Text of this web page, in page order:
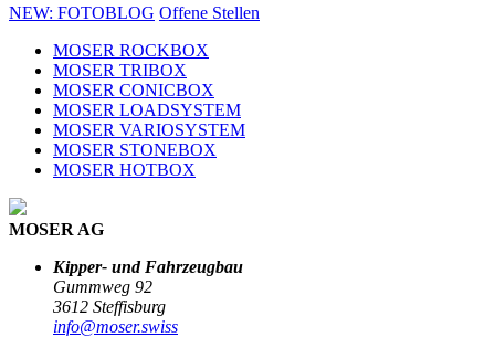
NEW: FOTOBLOG Offene Stellen
MOSER ROCKBOX
MOSER TRIBOX
MOSER CONICBOX
MOSER LOADSYSTEM
MOSER VARIOSYSTEM
MOSER STONEBOX
MOSER HOTBOX
MOSER AG
Kipper- und Fahrzeugbau
Gummweg 92
3612 Steffisburg
info@moser.swiss